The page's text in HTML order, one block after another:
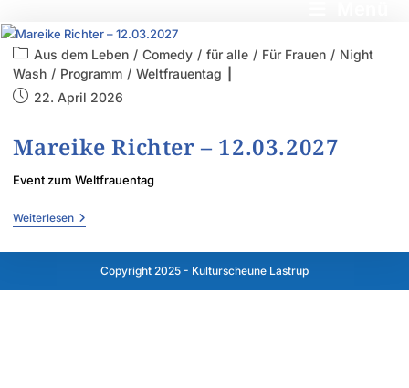
Aus dem Leben / Comedy / für alle / Für Frauen / Night
Wash / Programm / Weltfrauentag
22. April 2026
Mareike Richter – 12.03.2027
Event zum Weltfrauentag
Weiterlesen
Copyright 2025 - Kulturscheune Lastrup